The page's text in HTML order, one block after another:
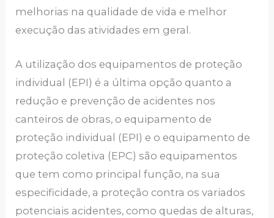
melhorias na qualidade de vida e melhor
execução das atividades em geral.
A utilização dos equipamentos de proteção
individual (EPI) é a última opção quanto a
redução e prevenção de acidentes nos
canteiros de obras, o equipamento de
proteção individual (EPI) e o equipamento de
proteção coletiva (EPC) são equipamentos
que tem como principal função, na sua
especificidade, a proteção contra os variados
potenciais acidentes, como quedas de alturas,